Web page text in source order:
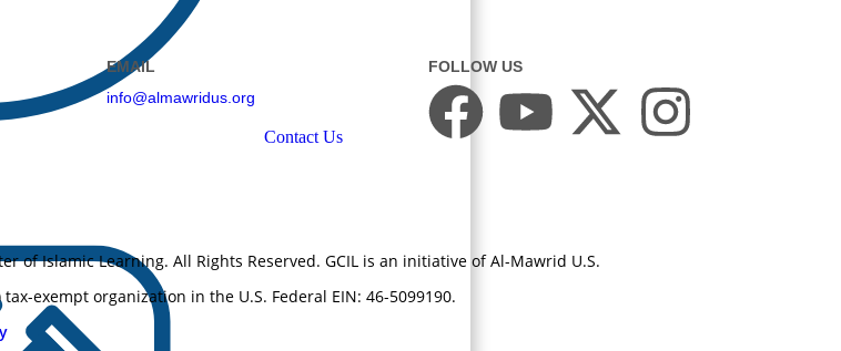
Contact Us
EMAIL
info@almawridus.org
FOLLOW US
of Islamic Learning. All Rights Reserved. GCIL is an initiative of Al-Mawrid U.S.
tax-exempt organization in the U.S. Federal EIN: 46-5099190.